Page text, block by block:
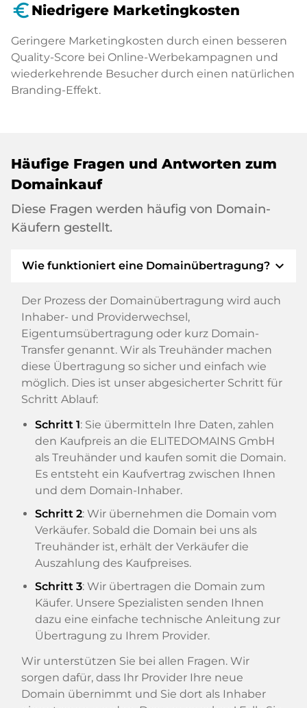
euro_symbol Niedrigere Marketingkosten
Geringere Marketingkosten durch einen besseren
Quality-Score bei Online-Werbekampagnen und
wiederkehrende Besucher durch einen natürlichen
Branding-Effekt.
Häufige Fragen und Antworten zum
Domainkauf
Diese Fragen werden häufig von Domain-
Käufern gestellt.
Wie funktioniert eine Domainübertragung? expand_more
Der Prozess der Domainübertragung wird auch
Inhaber- und Providerwechsel,
Eigentumsübertragung oder kurz Domain-
Transfer genannt. Wir als Treuhänder machen
diese Übertragung so sicher und einfach wie
möglich. Dies ist unser abgesicherter Schritt für
Schritt Ablauf:
Schritt 1: Sie übermitteln Ihre Daten, zahlen
den Kaufpreis an die ELITEDOMAINS GmbH
als Treuhänder und kaufen somit die Domain.
Es entsteht ein Kaufvertrag zwischen Ihnen
und dem Domain-Inhaber.
Schritt 2: Wir übernehmen die Domain vom
Verkäufer. Sobald die Domain bei uns als
Treuhänder ist, erhält der Verkäufer die
Auszahlung des Kaufpreises.
Schritt 3: Wir übertragen die Domain zum
Käufer. Unsere Spezialisten senden Ihnen
dazu eine einfache technische Anleitung zur
Übertragung zu Ihrem Provider.
Wir unterstützen Sie bei allen Fragen. Wir
sorgen dafür, dass Ihr Provider Ihre neue
Domain übernimmt und Sie dort als Inhaber